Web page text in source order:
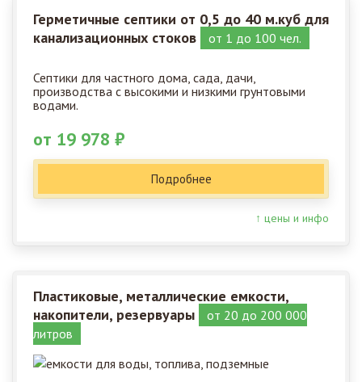
Герметичные септики от 0,5 до 40 м.куб для
канализационных стоков
от 1 до 100 чел.
Септики для частного дома, сада, дачи,
производства с высокими и низкими грунтовыми
водами.
от 19 978 ₽
Подробнее
↑ цены и инфо
Пластиковые, металлические емкости,
накопители, резервуары
от 20 до 200 000
литров